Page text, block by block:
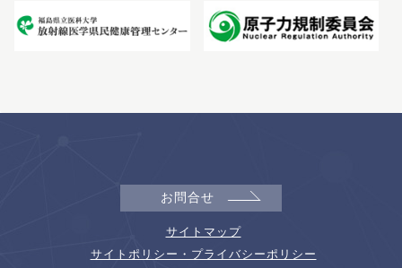
お問合せ
サイトマップ
サイトポリシー・プライバシーポリシー